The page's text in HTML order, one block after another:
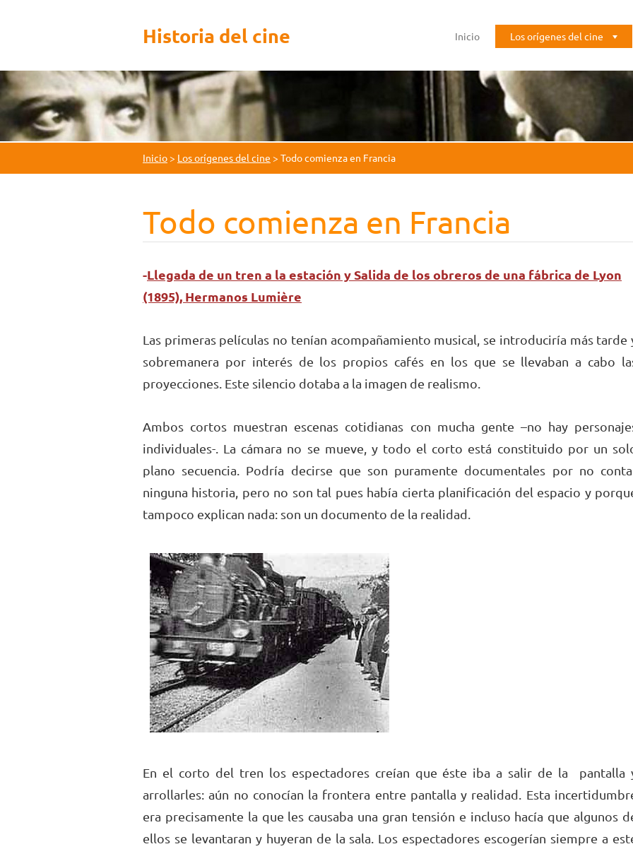
Historia del cine Inicio Los orígenes del cine
Inicio> Los orígenes del cine > Todo comienza en Francia
Todo comienza en Francia
-Llegada de un tren a la estación y Salida de los obreros de una fábrica de Lyon
(1895), Hermanos Lumière
Las primeras películas no tenían acompañamiento musical, se introduciría más tarde
sobremanera por interés de los propios cafés en los que se llevaban a cabo
proyecciones. Este silencio dotaba a la imagen de realismo.
Ambos cortos muestran escenas cotidianas con mucha gente –no hay
individuales-. La cámara no se mueve, y todo el corto está constituido por un
plano secuencia. Podría decirse que son puramente documentales por no
ninguna historia, pero no son tal pues había cierta planificación del espacio y
tampoco explican nada: son un documento de la realidad.
En el corto del tren los espectadores creían que éste iba a salir de la pantalla
arrollarles: aún no conocían la frontera entre pantalla y realidad. Esta
era precisamente la que les causaba una gran tensión e incluso hacía que algunos
ellos se levantaran y huyeran de la sala. Los espectadores escogerían siempre a